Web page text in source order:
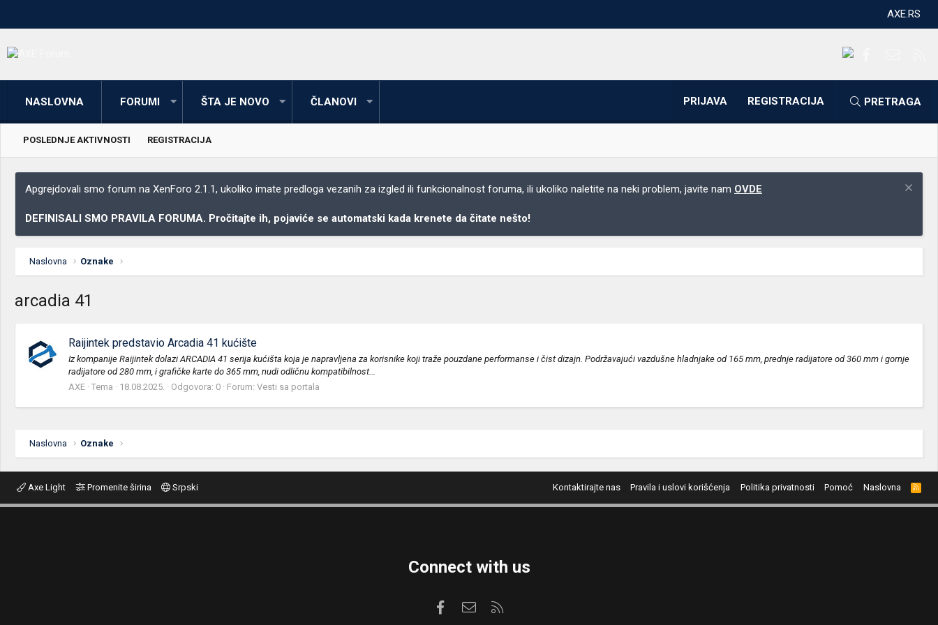
AXE.RS
NASLOVNA FORUMI ŠTA JE NOVO ČLANOVI PRIJAVA REGISTRACIJA PRETRAGA
POSLEDNJE AKTIVNOSTI REGISTRACIJA
Apgrejdovali smo forum na XenForo 2.1.1, ukoliko imate predloga vezanih za izgled ili funkcionalnost foruma, ili ukoliko naletite na neki problem, javite nam OVDE
DEFINISALI SMO PRAVILA FORUMA. Pročitajte ih, pojaviće se automatski kada krenete da čitate nešto!
Naslovna Oznake
arcadia 41
Raijintek predstavio Arcadia 41 kućište
Iz kompanije Raijintek dolazi ARCADIA 41 serija kućišta koja je napravljena za korisnike koji traže pouzdane performanse i čist dizajn. Podržavajući vazdušne hladnjake od 165 mm, prednje radijatore od 360 mm i gornje
radijatore od 280 mm, i grafičke karte do 365 mm, nudi odličnu kompatibilnost...
AXE Tema 18.08.2025. Odgovora: 0 Forum: Vesti sa portala
Naslovna Oznake
Axe Light Promenite širina Srpski Kontaktirajte nas Pravila i uslovi korišćenja Politika privatnosti Pomoć Naslovna
R
S
S
Connect with us
FacebookKontaktirajte nas